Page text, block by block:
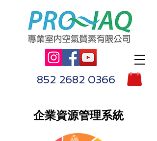
852 2682 0366
企業資源管理系統